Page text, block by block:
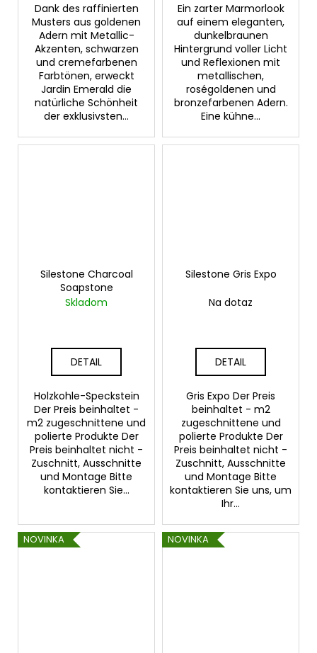
Dank des raffinierten
Musters aus goldenen
Adern mit Metallic-
Akzenten, schwarzen
und cremefarbenen
Farbtönen, erweckt
Jardin Emerald die
natürliche Schönheit
der exklusivsten...
Ein zarter Marmorlook
auf einem eleganten,
dunkelbraunen
Hintergrund voller Licht
und Reflexionen mit
metallischen,
roségoldenen und
bronzefarbenen Adern.
Eine kühne...
Silestone Charcoal
Soapstone
Skladom
DETAIL
Holzkohle-Speckstein
Der Preis beinhaltet -
m2 zugeschnittene und
polierte Produkte Der
Preis beinhaltet nicht -
Zuschnitt, Ausschnitte
und Montage Bitte
kontaktieren Sie...
Silestone Gris Expo
Na dotaz
DETAIL
Gris Expo Der Preis
beinhaltet - m2
zugeschnittene und
polierte Produkte Der
Preis beinhaltet nicht -
Zuschnitt, Ausschnitte
und Montage Bitte
kontaktieren Sie uns, um
Ihr...
NOVINKA NOVINKA